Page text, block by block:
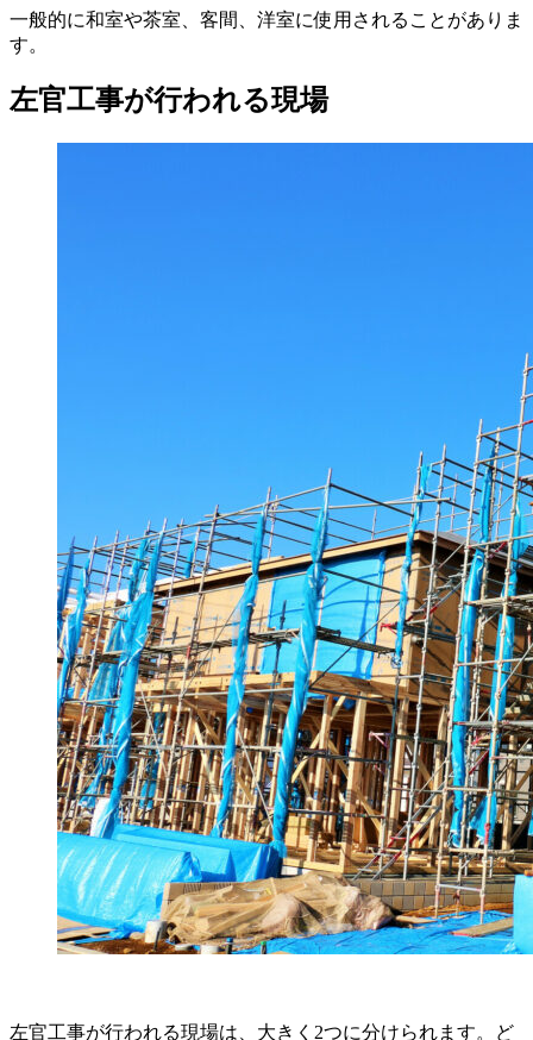
一般的に和室や茶室、客間、洋室に使用されることがありま
す。
左官工事が行われる現場
左官工事が行われる現場は、大きく2つに分けられます。ど